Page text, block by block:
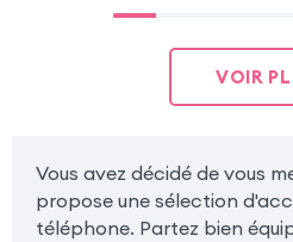
VOIR
Vous avez décidé de vous
propose une sélection
téléphone. Partez bien